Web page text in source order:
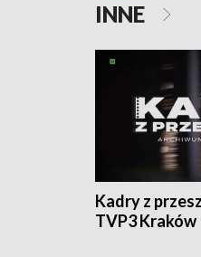
INNE
Kadry z
TVP3 Kraków